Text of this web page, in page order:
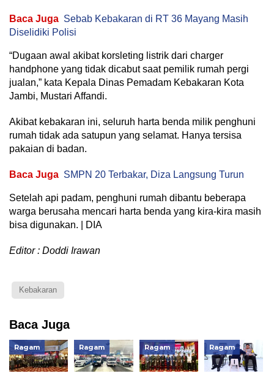
Baca Juga Sebab Kebakaran di RT 36 Mayang Masih
Diselidiki Polisi
“Dugaan awal akibat korsleting listrik dari charger
handphone yang tidak dicabut saat pemilik rumah pergi
jualan,” kata Kepala Dinas Pemadam Kebakaran Kota
Jambi, Mustari Affandi.
Akibat kebakaran ini, seluruh harta benda milik penghuni
rumah tidak ada satupun yang selamat. Hanya tersisa
pakaian di badan.
Baca Juga SMPN 20 Terbakar, Diza Langsung Turun
Setelah api padam, penghuni rumah dibantu beberapa
warga berusaha mencari harta benda yang kira-kira masih
bisa digunakan. | DIA
Editor : Doddi Irawan
Kebakaran
Baca Juga
Ragam Ragam Ragam Ragam